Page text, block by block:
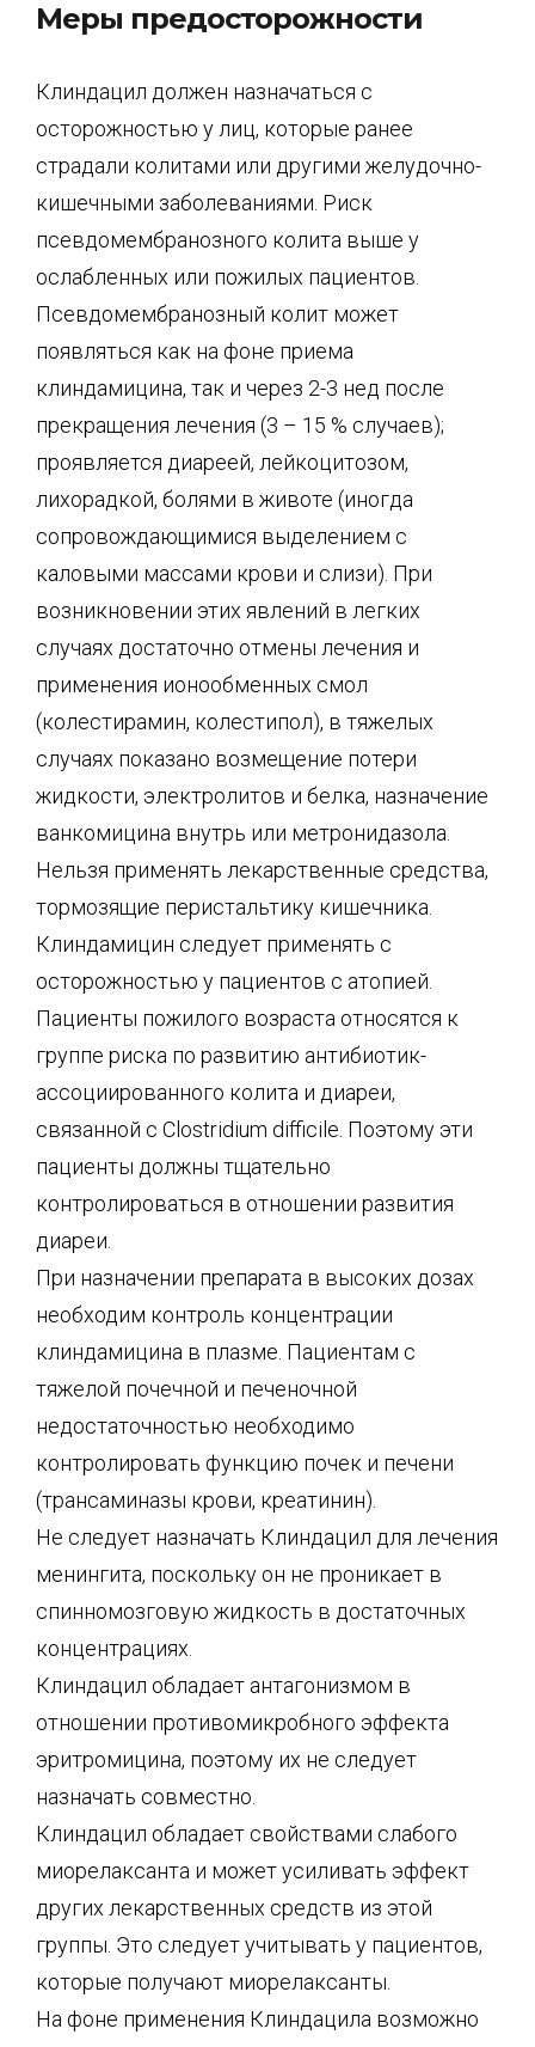
Меры предосторожности
Клиндацил должен назначаться с
осторожностью у лиц, которые ранее
страдали колитами или другими желудочно-
кишечными заболеваниями. Риск
псевдомембранозного колита выше у
ослабленных или пожилых пациентов.
Псевдомембранозный колит может
появляться как на фоне приема
клиндамицина, так и через 2-3 нед после
прекращения лечения (3 – 15 % случаев);
проявляется диареей, лейкоцитозом,
лихорадкой, болями в животе (иногда
сопровождающимися выделением с
каловыми массами крови и слизи). При
возникновении этих явлений в легких
случаях достаточно отмены лечения и
применения ионообменных смол
(колестирамин, колестипол), в тяжелых
случаях показано возмещение потери
жидкости, электролитов и белка, назначение
ванкомицина внутрь или метронидазола.
Нельзя применять лекарственные средства,
тормозящие перистальтику кишечника.
Клиндамицин следует применять с
осторожностью у пациентов с атопией.
Пациенты пожилого возраста относятся к
группе риска по развитию антибиотик-
ассоциированного колита и диареи,
связанной с Clostridium difficile. Поэтому эти
пациенты должны тщательно
контролироваться в отношении развития
диареи.
При назначении препарата в высоких дозах
необходим контроль концентрации
клиндамицина в плазме. Пациентам с
тяжелой почечной и печеночной
недостаточностью необходимо
контролировать функцию почек и печени
(трансаминазы крови, креатинин).
Не следует назначать Клиндацил для лечения
менингита, поскольку он не проникает в
спинномозговую жидкость в достаточных
концентрациях.
Клиндацил обладает антагонизмом в
отношении противомикробного эффекта
эритромицина, поэтому их не следует
назначать совместно.
Клиндацил обладает свойствами слабого
миорелаксанта и может усиливать эффект
других лекарственных средств из этой
группы. Это следует учитывать у пациентов,
которые получают миорелаксанты.
На фоне применения Клиндацила возможно